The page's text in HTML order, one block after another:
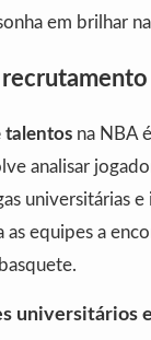
em brilhar
talentos na NBA
analisar
universitárias e
as equipes a
universitários